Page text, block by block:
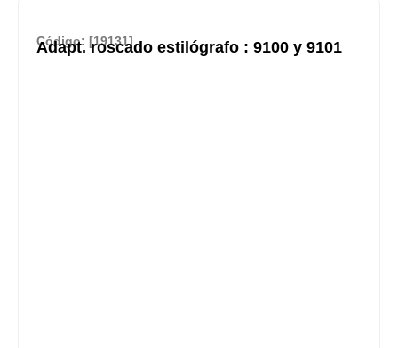
Código: [19131]
Adapt. roscado estilógrafo : 9100 y 9101